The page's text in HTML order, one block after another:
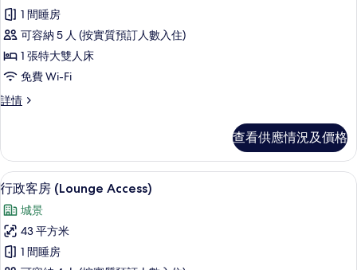
有
普
通
套
房
(Lounge
相
片
1 間睡房
可容納 5 人 (按實質預訂人數入住)
1 張特大雙人床
免費 Wi-Fi
詳情
普
(Lounge
Access)
詳
情
查看供應情況及價格
載
入
所
有
行
高級寢具、特厚豪華床墊、迷你吧、
7
行政客房 (Lounge Access)
城景
43 平方米
1 間睡房